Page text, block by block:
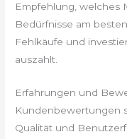
Empfehlung, welches
Bedürfnisse am
Fehlkäufe und
auszahlt.
Erfahrungen und
Kundenbewertungen
Qualität und